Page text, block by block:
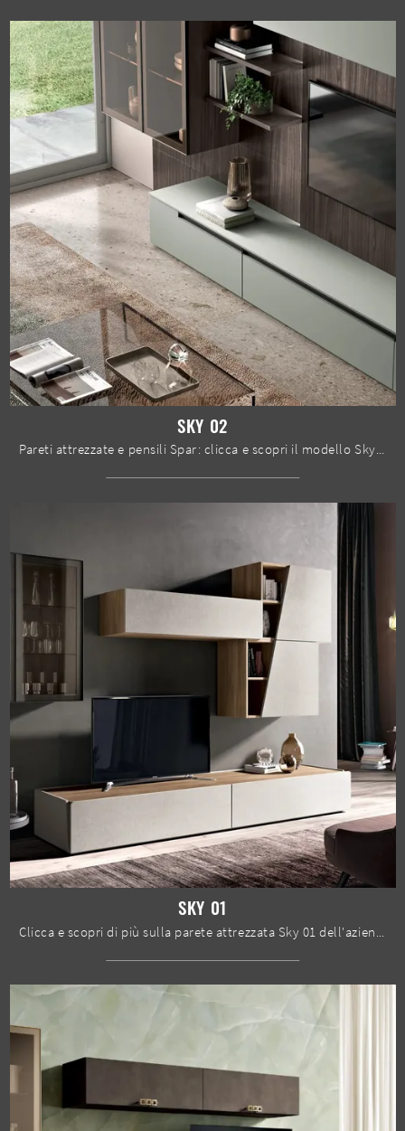
SKY 02
Pareti attrezzate e pensili Spar: clicca e scopri il modello Sky 02 e potrai completare stanze moderne di ogni tipo.
SKY 01